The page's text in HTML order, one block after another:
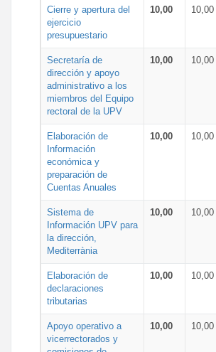
Cierre y apertura del
ejercicio
presupuestario
10,00 10,00
Secretaría de
dirección y apoyo
administrativo a los
miembros del Equipo
rectoral de la UPV
10,00 10,00
Elaboración de
Información
económica y
preparación de
Cuentas Anuales
10,00 10,00
Sistema de
Información UPV para
la dirección,
Mediterrània
10,00 10,00
Elaboración de
declaraciones
tributarias
10,00 10,00
Apoyo operativo a
vicerrectorados y
10,00 10,00